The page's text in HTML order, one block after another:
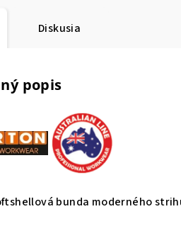
Diskusia
popis
bunda moderného